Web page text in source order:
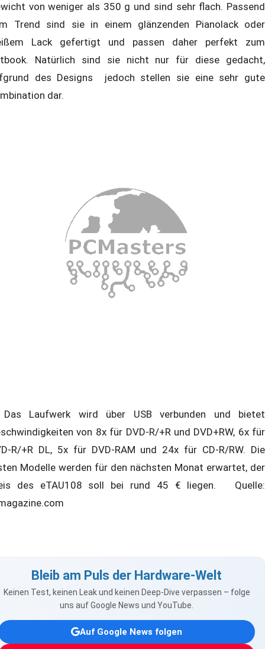
von weniger als 350 g und sind sehr flach. Passend
Trend sind sie in einem glänzenden Pianolack oder
Lack gefertigt und passen daher perfekt zum
Natürlich sind sie nicht nur für diese gedacht,
des Designs jedoch stellen sie eine sehr gute
dar.
Laufwerk wird über USB verbunden und bietet
von 8x für DVD-R/+R und DVD+RW, 6x für
R/+R DL, 5x für DVD-RAM und 24x für CD-R/RW. Die
Modelle werden für den nächsten Monat erwartet, der
des eTAU108 soll bei rund 45 € liegen. Quelle:
Bleib am Puls der Hardware-Welt
Keinen Test, keinen Leak und keinen Deep-Dive verpassen – folge
uns auf Google News und YouTube.
Auf Google News folgen